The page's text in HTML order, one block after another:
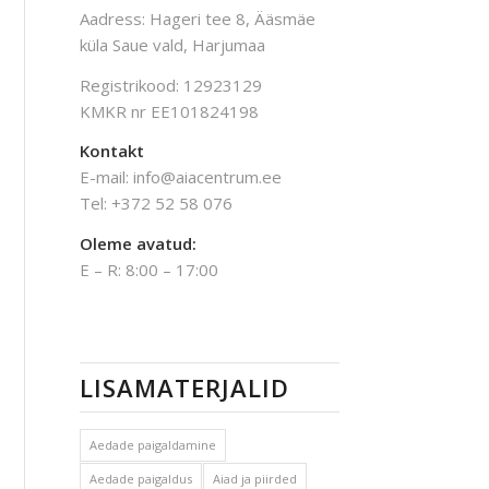
Aadress: Hageri tee 8, Ääsmäe
küla Saue vald, Harjumaa
Registrikood: 12923129
KMKR nr EE101824198
Kontakt
E-mail: info@aiacentrum.ee
Tel: +372 52 58 076
Oleme avatud:
E – R: 8:00 – 17:00
LISAMATERJALID
Aedade paigaldamine
Aedade paigaldus Aiad ja piirded